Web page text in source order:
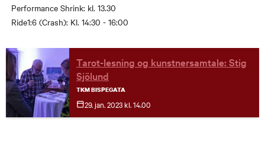
Performance Shrink: kl. 13.30
Ride1:6 (Crash): Kl. 14:30 - 16:00
Tarot-lesning og kunstnersamtale: Stig
Sjölund
TKM BISPEGATA
29. jan.2023 kl. 14.00